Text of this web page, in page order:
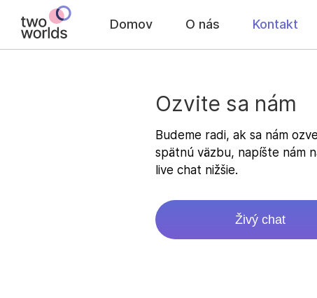
Domov O nás Kontakt
Ozvite sa nám
Budeme radi, ak sa nám
spätnú väzbu, napíšte nám
live chat nižšie.
Živý chat